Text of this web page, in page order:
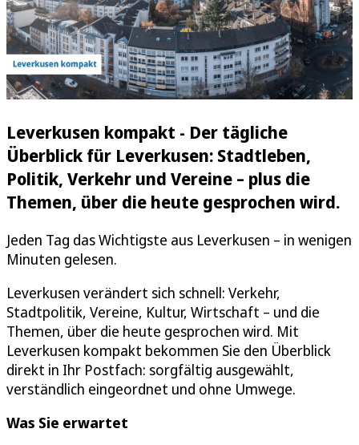
Leverkusen kompakt - Der tägliche
Überblick für Leverkusen: Stadtleben,
Politik, Verkehr und Vereine – plus die
Themen, über die heute gesprochen wird.
Jeden Tag das Wichtigste aus Leverkusen – in wenigen
Minuten gelesen.
Leverkusen verändert sich schnell: Verkehr,
Stadtpolitik, Vereine, Kultur, Wirtschaft – und die
Themen, über die heute gesprochen wird. Mit
Leverkusen kompakt bekommen Sie den Überblick
direkt in Ihr Postfach: sorgfältig ausgewählt,
verständlich eingeordnet und ohne Umwege.
Was Sie erwartet